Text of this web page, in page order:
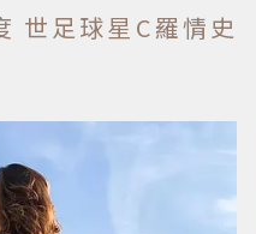
世足球星C羅情史